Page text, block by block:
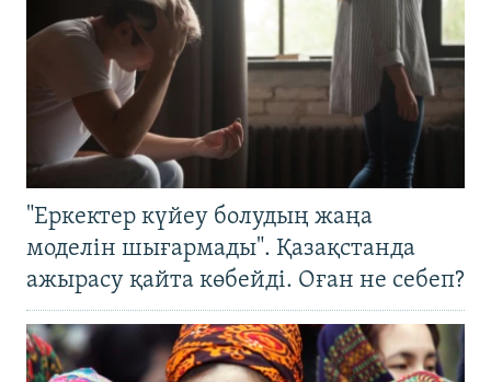
"Еркектер күйеу болудың жаңа
моделін шығармады". Қазақстанда
ажырасу қайта көбейді. Оған не себеп?